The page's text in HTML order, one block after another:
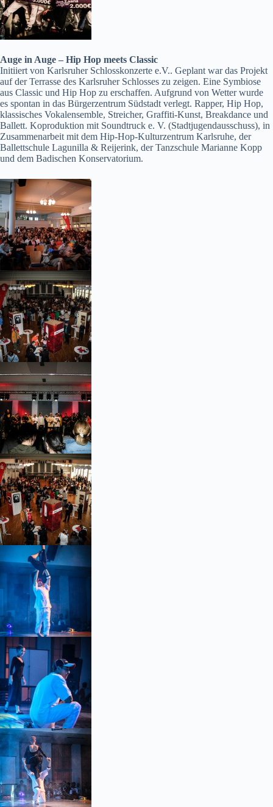
Auge in Auge – Hip Hop meets Classic
Initiiert von Karlsruher Schlosskonzerte e.V.. Geplant war das Projekt
auf der Terrasse des Karlsruher Schlosses zu zeigen. Eine Symbiose
aus Classic und Hip Hop zu erschaffen. Aufgrund von Wetter wurde
es spontan in das Bürgerzentrum Südstadt verlegt. Rapper, Hip Hop,
klassisches Vokalensemble, Streicher, Graffiti-Kunst, Breakdance und
Ballett. Koproduktion mit Soundtruck e. V. (Stadtjugendausschuss), in
Zusammenarbeit mit dem Hip-Hop-Kulturzentrum Karlsruhe, der
Ballettschule Lagunilla & Reijerink, der Tanzschule Marianne Kopp
und dem Badischen Konservatorium.